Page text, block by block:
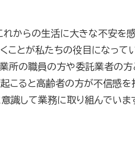
れからの生活に大きな不安を
ことが私たちの役目になって
所の職員の方や委託業者の方
こると高齢者の方が不信感を
識して業務に取り組んでいま